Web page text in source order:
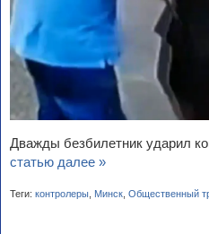
Дважды безбилетник ударил
статью далее »
Теги: контролеры Минск Общественный